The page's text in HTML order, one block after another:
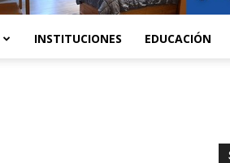
INSTITUCIONES EDUCACIÓN